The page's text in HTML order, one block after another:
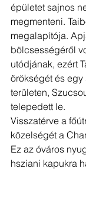
épületet sajnos
megmenteni.
megalapítója.
bölcsességéről
utódjának, ezért
örökségét és
területen,
telepedett le.
Visszatérve a
közelségét a
Ez az óváros
hsziani kapukra